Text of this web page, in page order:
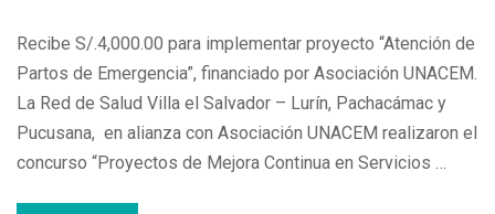
Recibe S/.4,000.00 para implementar proyecto “Atención de
Partos de Emergencia”, financiado por Asociación UNACEM.
La Red de Salud Villa el Salvador – Lurín, Pachacámac y
Pucusana, en alianza con Asociación UNACEM realizaron el
concurso “Proyectos de Mejora Continua en Servicios …